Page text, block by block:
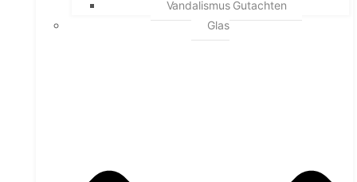
Vandalismus Gutachten
Glas